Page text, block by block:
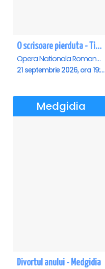
O scrisoare pierduta - Timisoara
Opera Nationala Romana , Timisoara
21 septembrie 2026, ora 19:00
Medgidia
Divortul anului - Medgidia